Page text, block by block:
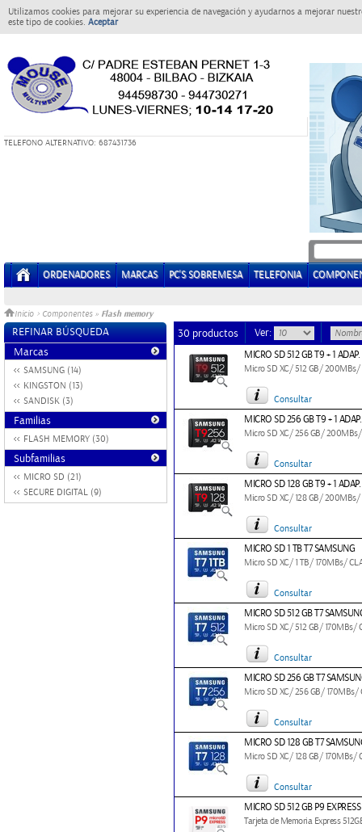
Utilizamos cookies para mejorar su experiencia de navegación y ayudarnos a mejorar
este tipo de cookies. Aceptar
TELEFONO ALTERNATIVO: 687431736
ORDENADORES MARCAS PC'S SOBREMESA TELEFONIA
Inicio > Componentes » Flash memory
REFINAR BÚSQUEDA
Marcas
SAMSUNG (14)
KINGSTON (13)
SANDISK (3)
Familias
FLASH MEMORY (30)
Subfamilias
MICRO SD (21)
SECURE DIGITAL (9)
30 productos Ver:
MICRO SD 512 GB T9 + 1
Micro SD XC/ 512 GB/ 200MBs/
Consultar
MICRO SD 256 GB T9 + 1
Micro SD XC/ 256 GB/ 200MBs/
Consultar
MICRO SD 128 GB T9 + 1
Micro SD XC/ 128 GB/ 200MBs/
Consultar
MICRO SD 1 TB T7 SAMSUNG
Micro SD XC/ 1 TB/ 170MBs/
Consultar
MICRO SD 512 GB T7
Micro SD XC/ 512 GB/ 170MBs/
Consultar
MICRO SD 256 GB T7
Micro SD XC/ 256 GB/ 170MBs/
Consultar
MICRO SD 128 GB T7
Micro SD XC/ 128 GB/ 170MBs/
Consultar
MICRO SD 512 GB P9
Tarjeta de Memoria Express